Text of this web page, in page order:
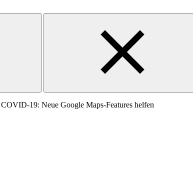
19: Neue Google Maps-Features helfen